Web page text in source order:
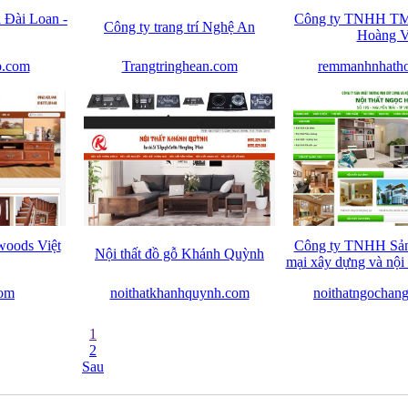
Đài Loan -
Công ty trang trí Nghệ An
Trangtringhean.com
Công ty TNHH
Hoàng
Việt
Nội thất đồ gỗ Khánh Quỳnh
noithatkhanhquynh.com
Công ty TNHH
mại xây dựng và
1
2
Sau